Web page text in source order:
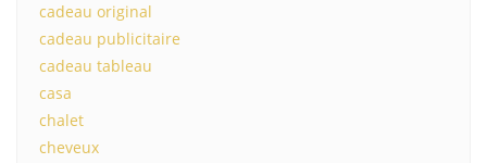
cadeau original
cadeau publicitaire
cadeau tableau
casa
chalet
cheveux